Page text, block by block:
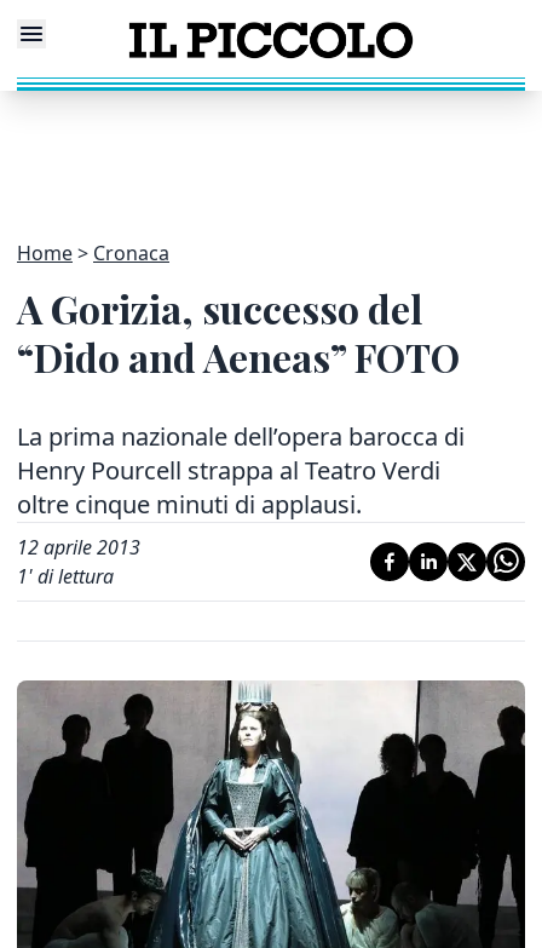
Home Cronaca
A Gorizia, successo del
“Dido and Aeneas” FOTO
La prima nazionale dell’opera barocca di
Henry Pourcell strappa al Teatro Verdi
oltre cinque minuti di applausi.
12 aprile 2013
1' di lettura